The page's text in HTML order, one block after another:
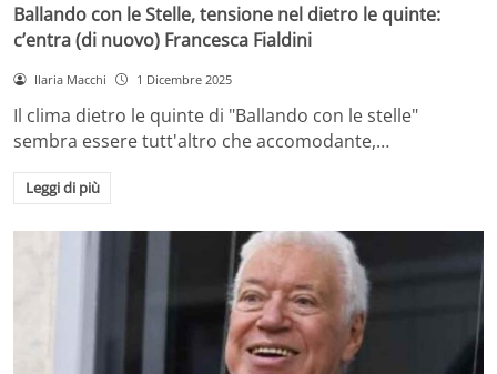
Ballando con le Stelle, tensione nel dietro le quinte:
c’entra (di nuovo) Francesca Fialdini
Ilaria Macchi 1 Dicembre 2025
Il clima dietro le quinte di "Ballando con le stelle"
sembra essere tutt'altro che accomodante,…
Leggi di più